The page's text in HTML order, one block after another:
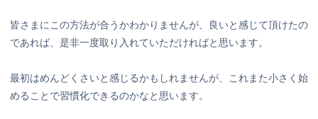
皆さまにこの方法が合うかわかりませんが、良いと感じて頂けたの
であれば、是非一度取り入れていただければと思います。
最初はめんどくさいと感じるかもしれませんが、これまた小さく始
めることで習慣化できるのかなと思います。